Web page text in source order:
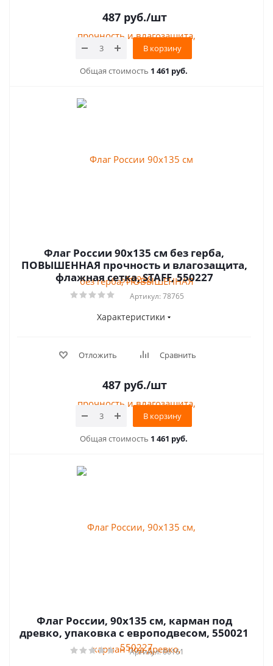
487руб./шт
В корзину
Общая стоимость 1 461 руб.
Флаг России 90х135 см без герба,
ПОВЫШЕННАЯ прочность и влагозащита,
флажная сетка, STAFF, 550227
Артикул: 78765
Характеристики
Отложить Сравнить
487руб./шт
В корзину
Общая стоимость 1 461 руб.
Флаг России, 90х135 см, карман под
древко, упаковка с европодвесом, 550021
Артикул: 66161